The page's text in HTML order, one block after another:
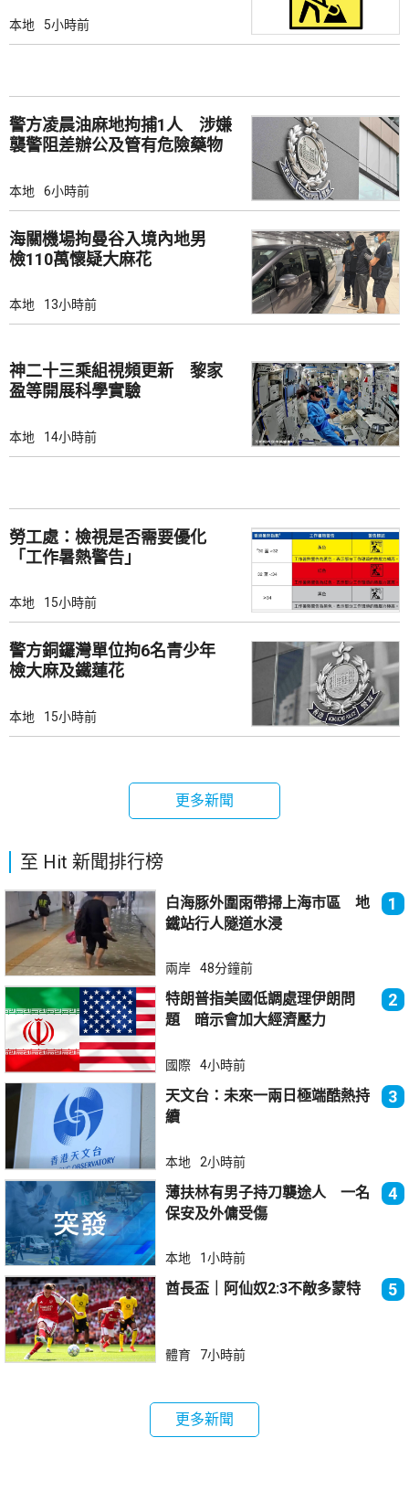
本地 5小時前
警方凌晨油麻地拘捕1人 涉嫌
襲警阻差辦公及管有危險藥物
本地 6小時前
海關機場拘曼谷入境內地男
檢110萬懷疑大麻花
本地 13小時前
神二十三乘組視頻更新 黎家
盈等開展科學實驗
本地 14小時前
勞工處：檢視是否需要優化
「工作暑熱警告」
本地 15小時前
警方銅鑼灣單位拘6名青少年
檢大麻及鐵蓮花
本地 15小時前
更多新聞
至 Hit 新聞排行榜
白海豚外圍雨帶掃上海市區 地
鐵站行人隧道水浸
1
兩岸 48分鐘前
特朗普指美國低調處理伊朗問
題 暗示會加大經濟壓力
2
國際 4小時前
天文台：未來一兩日極端酷熱持
續
3
本地 2小時前
薄扶林有男子持刀襲途人 一名
保安及外傭受傷
4
本地 1小時前
酋長盃｜阿仙奴2:3不敵多蒙特 5
體育 7小時前
更多新聞